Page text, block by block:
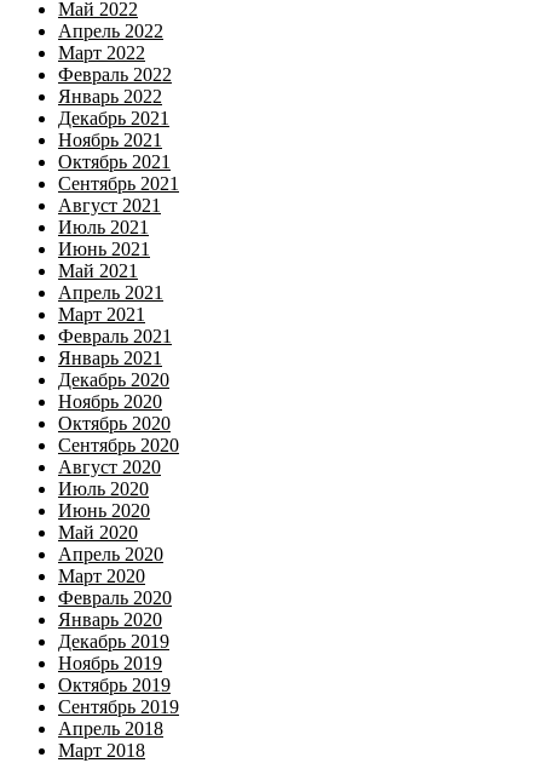
Май 2022
Апрель 2022
Март 2022
Февраль 2022
Январь 2022
Декабрь 2021
Ноябрь 2021
Октябрь 2021
Сентябрь 2021
Август 2021
Июль 2021
Июнь 2021
Май 2021
Апрель 2021
Март 2021
Февраль 2021
Январь 2021
Декабрь 2020
Ноябрь 2020
Октябрь 2020
Сентябрь 2020
Август 2020
Июль 2020
Июнь 2020
Май 2020
Апрель 2020
Март 2020
Февраль 2020
Январь 2020
Декабрь 2019
Ноябрь 2019
Октябрь 2019
Сентябрь 2019
Апрель 2018
Март 2018